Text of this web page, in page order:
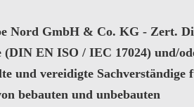
Nord GmbH & Co. KG - Zert.
(DIN EN ISO / IEC 17024) und/
und vereidigte Sachverständige
bebauten und unbebauten